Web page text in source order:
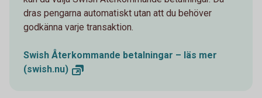
dras pengarna automatiskt utan att du behöver
godkänna varje transaktion.
Swish Återkommande betalningar – läs mer
(swish.nu)